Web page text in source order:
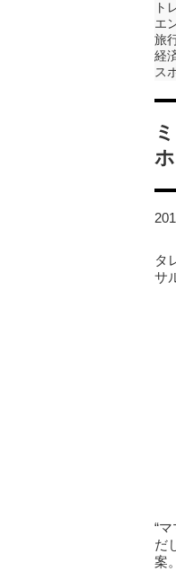
ト
エ
旅
経
ス
タ
サ
“
だ
案。